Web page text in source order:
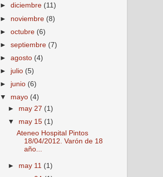
►diciembre (11)
► noviembre (8)
►octubre (6)
►septiembre (7)
►agosto (4)
► julio (5)
► junio (6)
▼ mayo (4)
► may 27 (1)
▼ may 15 (1)
Ateneo Hospital Pintos
18/04/2012. Varón de 18
año...
► may 11 (1)